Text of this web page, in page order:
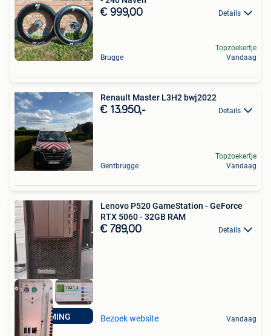
€ 999,00 Details
Brugge
Topzoekertje
Vandaag
Renault Master L3H2 bwj2022
€ 13.950,- Details
Gentbrugge
Topzoekertje
Vandaag
GAMING
Lenovo P520 GameStation - GeForce
RTX 5060 - 32GB RAM
€ 789,00 Details
Bezoek website Vandaag